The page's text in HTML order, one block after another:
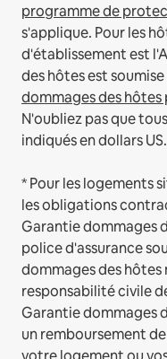
programme de
s'applique. Pour les
d'établissement est
des hôtes est soumise
dommages des
N'oubliez pas que
indiqués en dollars US.
* Pour les logements
les obligations
Garantie dommages
police d'assurance
dommages des hôtes
responsabilité civile
Garantie dommages
un remboursement